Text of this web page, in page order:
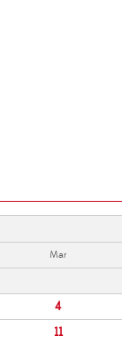
Mar
4
11